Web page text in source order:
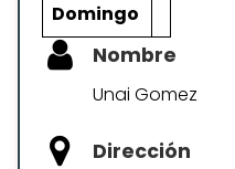
Domingo
Nombre
Unai Gomez
Dirección